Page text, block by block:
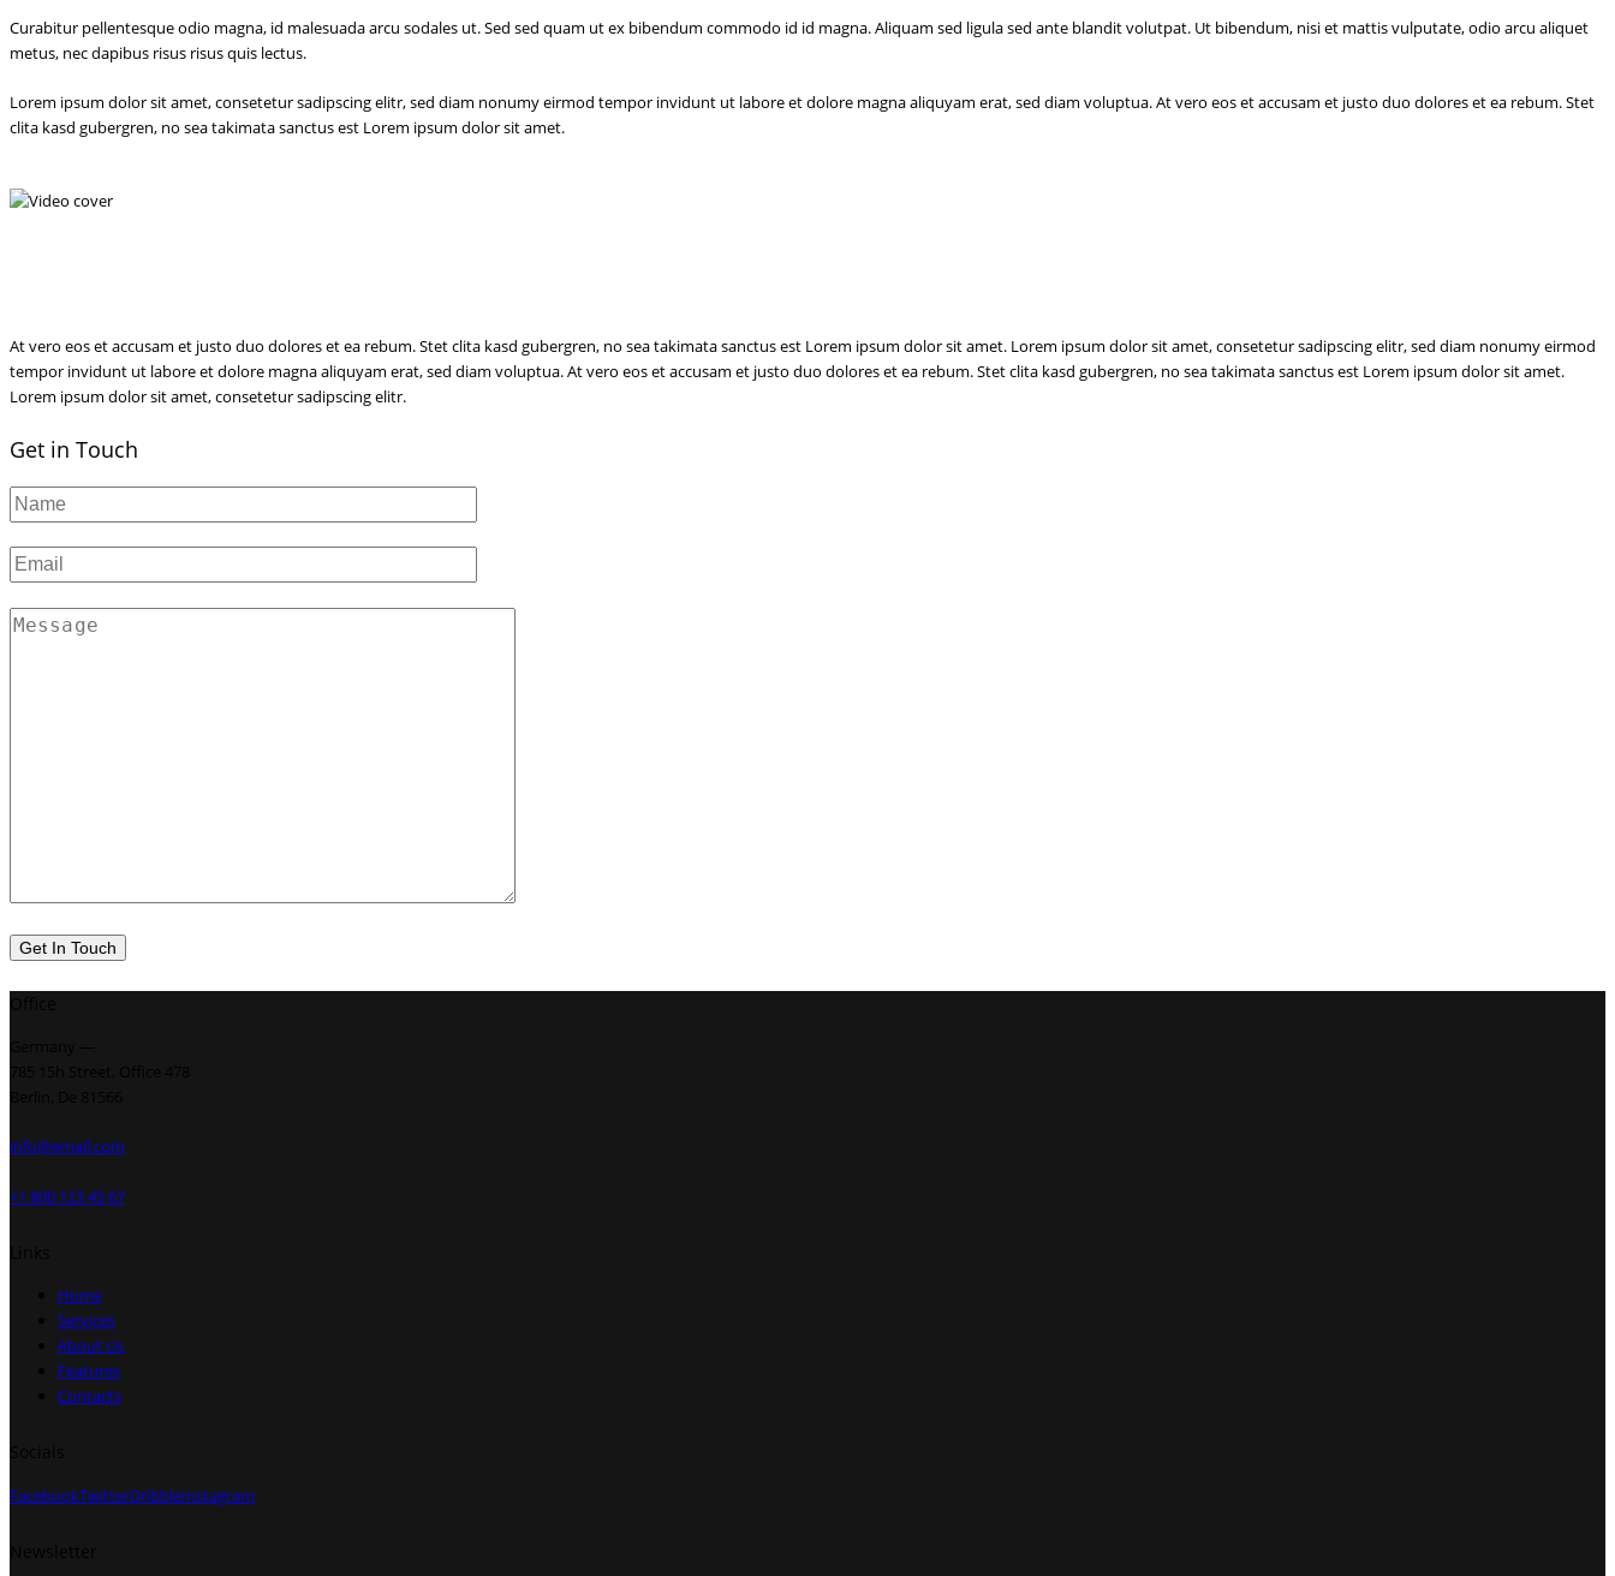
Curabitur pellentesque odio magna, id malesuada arcu sodales ut. Sed sed quam ut ex bibendum commodo id id magna. Aliquam sed ligula sed ante blandit volutpat. Ut bibendum, nisi et mattis vulputate, odio arcu aliquet
metus, nec dapibus risus risus quis lectus.
Lorem ipsum dolor sit amet, consetetur sadipscing elitr, sed diam nonumy eirmod tempor invidunt ut labore et dolore magna aliquyam erat, sed diam voluptua. At vero eos et accusam et justo duo dolores et ea rebum. Stet
clita kasd gubergren, no sea takimata sanctus est Lorem ipsum dolor sit amet.
At vero eos et accusam et justo duo dolores et ea rebum. Stet clita kasd gubergren, no sea takimata sanctus est Lorem ipsum dolor sit amet. Lorem ipsum dolor sit amet, consetetur sadipscing elitr, sed diam nonumy eirmod
tempor invidunt ut labore et dolore magna aliquyam erat, sed diam voluptua. At vero eos et accusam et justo duo dolores et ea rebum. Stet clita kasd gubergren, no sea takimata sanctus est Lorem ipsum dolor sit amet.
Lorem ipsum dolor sit amet, consetetur sadipscing elitr.
Get in Touch
info@email.com
+1 800 123 45 67
Home
Services
About Us
Features
Contacts
FacebookTwitterDribbleInstagram